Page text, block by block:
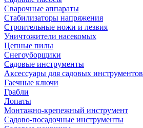
Сварочные аппараты
Стабилизаторы напряжения
Строительные ножи и лезвия
Уничтожители насекомых
Цепные пилы
Снегоуборщики
Садовые инструменты
Аксессуары для садовых инструментов
Гаечные ключи
Грабли
Лопаты
Монтажно-крепежный инструмент
Садово-посадочные инструменты